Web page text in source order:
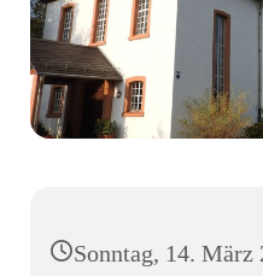
Sonntag, 14. März